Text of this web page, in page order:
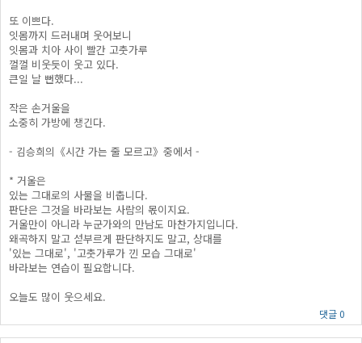
또 이쁘다.
잇몸까지 드러내며 웃어보니
잇몸과 치아 사이 빨간 고춧가루
껄껄 비웃듯이 웃고 있다.
큰일 날 뻔했다...
작은 손거울을
소중히 가방에 챙긴다.
- 김승희의《시간 가는 줄 모르고》중에서 -
* 거울은
있는 그대로의 사물을 비춥니다.
판단은 그것을 바라보는 사람의 몫이지요.
거울만이 아니라 누군가와의 만남도 마찬가지입니다.
왜곡하지 말고 섣부르게 판단하지도 말고, 상대를
'있는 그대로', '고춧가루가 낀 모습 그대로'
바라보는 연습이 필요합니다.
오늘도 많이 웃으세요.
댓글 0